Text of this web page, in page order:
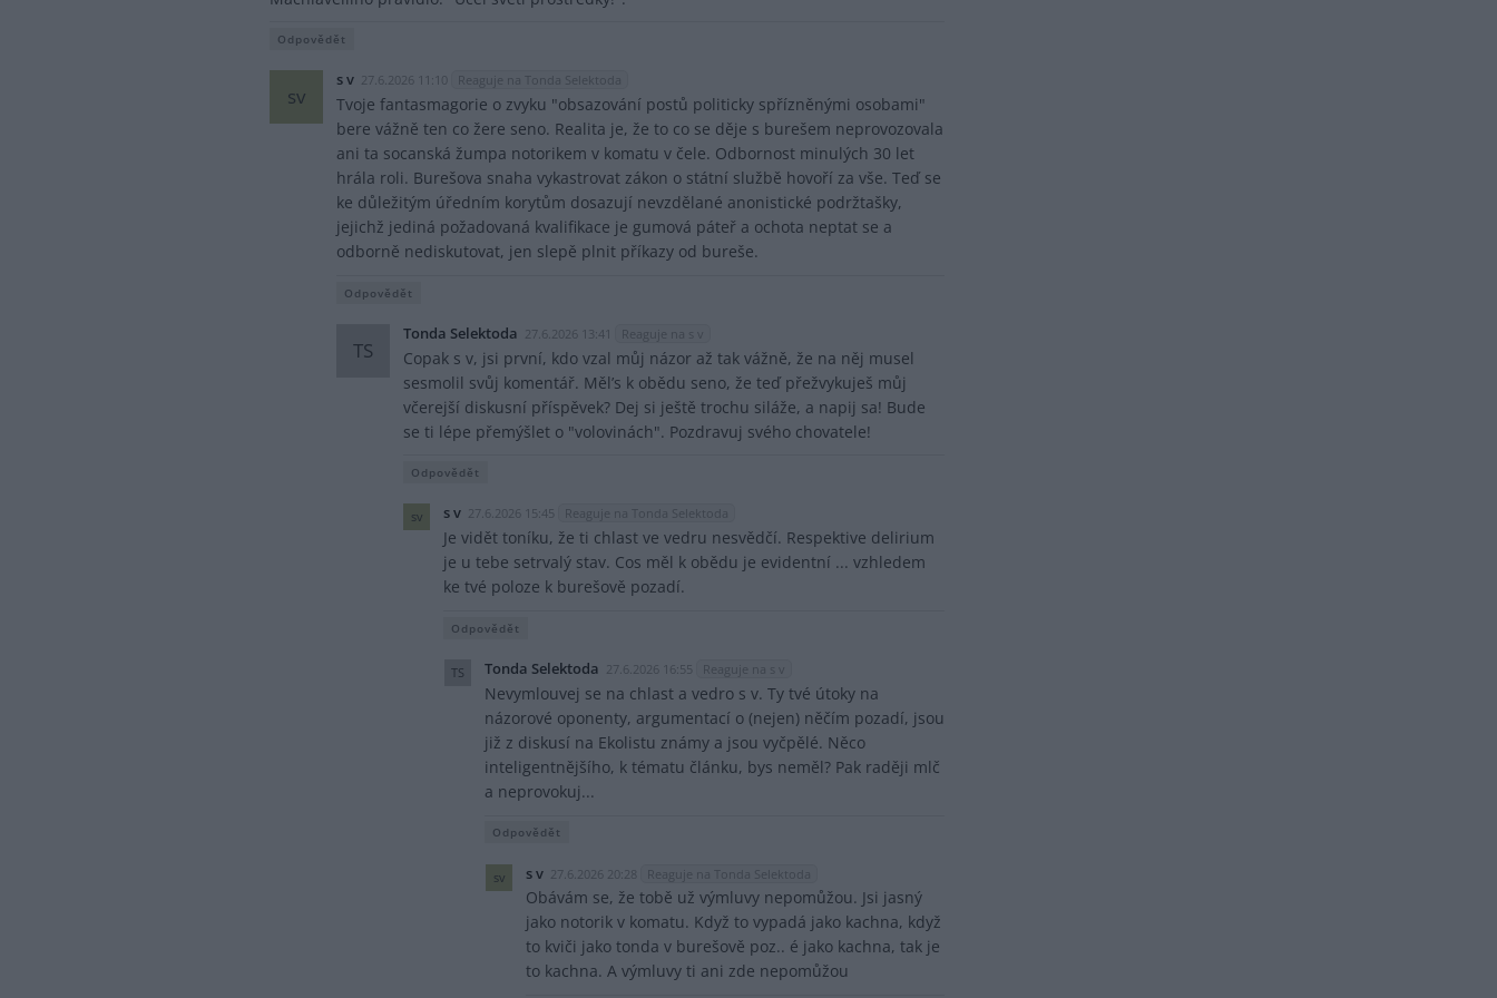
Odpovědět
sv
s v 27.6.2026 11:10 Reaguje na Tonda Selektoda
Tvoje fantasmagorie o zvyku "obsazování postů politicky spřízněnými osobami"
bere vážně ten co žere seno. Realita je, že to co se děje s burešem neprovozovala
ani ta socanská žumpa notorikem v komatu v čele. Odbornost minulých 30 let
hrála roli. Burešova snaha vykastrovat zákon o státní službě hovoří za vše. Teď se
ke důležitým úředním korytům dosazují nevzdělané anonistické podržtašky,
jejichž jediná požadovaná kvalifikace je gumová páteř a ochota neptat se a
odborně nediskutovat, jen slepě plnit příkazy od bureše.
Odpovědět
TS
Tonda Selektoda 27.6.2026 13:41 Reaguje na s v
Copak s v, jsi první, kdo vzal můj názor až tak vážně, že na něj musel
sesmolil svůj komentář. Měl’s k obědu seno, že teď přežvykuješ můj
včerejší diskusní příspěvek? Dej si ještě trochu siláže, a napij sa! Bude
se ti lépe přemýšlet o "volovinách". Pozdravuj svého chovatele!
Odpovědět
sv s v 27.6.2026 15:45 Reaguje na Tonda Selektoda
Je vidět toníku, že ti chlast ve vedru nesvědčí. Respektive delirium
je u tebe setrvalý stav. Cos měl k obědu je evidentní ... vzhledem
ke tvé poloze k burešově pozadí.
Odpovědět
TS Tonda Selektoda 27.6.2026 16:55 Reaguje na s v
Nevymlouvej se na chlast a vedro s v. Ty tvé útoky na
názorové oponenty, argumentací o (nejen) něčím pozadí, jsou
již z diskusí na Ekolistu známy a jsou vyčpělé. Něco
inteligentnějšího, k tématu článku, bys neměl? Pak raději mlč
a neprovokuj...
Odpovědět
sv s v 27.6.2026 20:28 Reaguje na Tonda Selektoda
Obávám se, že tobě už výmluvy nepomůžou. Jsi jasný
jako notorik v komatu. Když to vypadá jako kachna, když
to kviči jako tonda v burešově poz.. é jako kachna, tak je
to kachna. A výmluvy ti ani zde nepomůžou